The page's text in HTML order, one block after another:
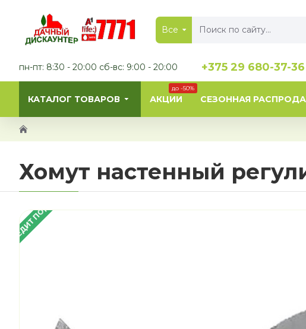
Все
пн-пт: 8:30 - 20:00 сб-вс: 9:00 - 20:00 +375 29 680-37-36
КАТАЛОГ ТОВАРОВ АКЦИИ
до -50%
СЕЗОННАЯ
Хомут настенный
В КРЕДИТ ПОД 4%